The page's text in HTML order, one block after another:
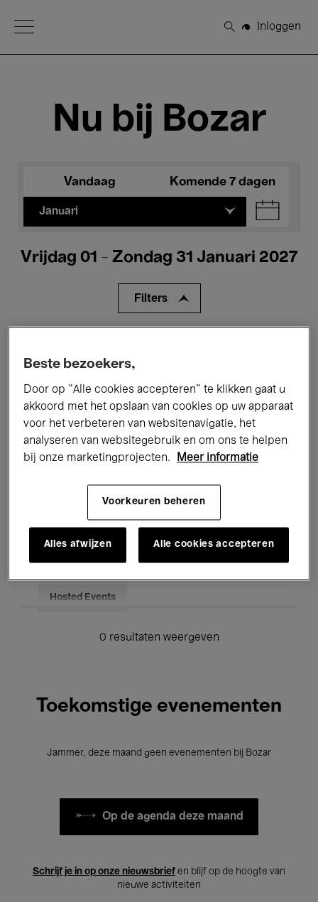
Open Menu
Zoeken
Inloggen
Nu bij Bozar
Vandaag Komende 7 dagen
Januari
Vrijdag 01 - Zondag 31 Januari 2027
Filters
Performances Lezingen & Debatten
Jazz Klassieke Muziek Global Music
Onderwijs Rondleidingen
Hosted Events
0 resultaten weergeven
Toekomstige evenementen
Jammer, deze maand geen evenementen bij Bozar
Op de agenda deze maand
Schrijf je in op onze nieuwsbrief en blijf op de hoogte van
nieuwe activiteiten
Beste bezoekers,
Door op “Alle cookies accepteren” te klikken gaat u
akkoord met het opslaan van cookies op uw apparaat
voor het verbeteren van websitenavigatie, het
analyseren van websitegebruik en om ons te helpen
bij onze marketingprojecten.
Meer informatie
Voorkeuren beheren
Alles afwijzen Alle cookies accepteren